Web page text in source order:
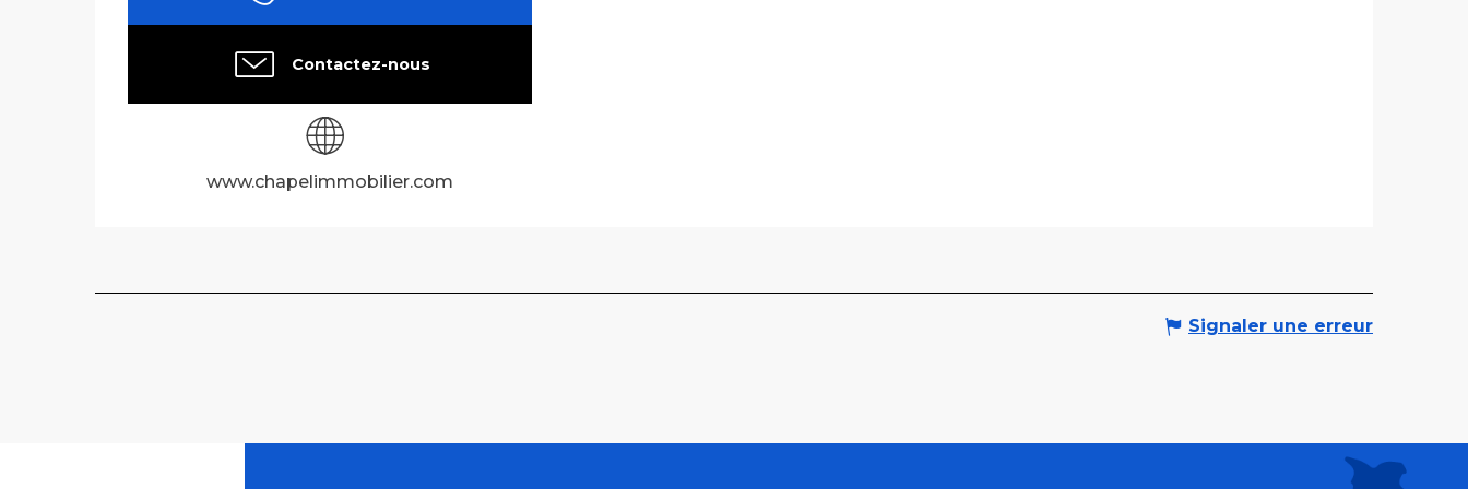
Contactez-nous
www.chapelimmobilier.com
Signaler une erreur